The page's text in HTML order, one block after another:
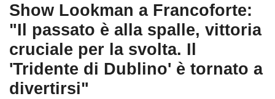
Show Lookman a Francoforte:
"Il passato è alla spalle, vittoria
cruciale per la svolta. Il
'Tridente di Dublino' è tornato a
divertirsi"